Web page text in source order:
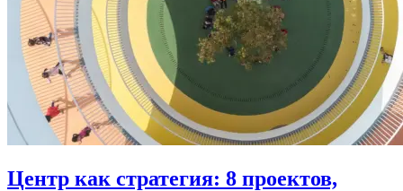
Центр как стратегия: 8 проектов,